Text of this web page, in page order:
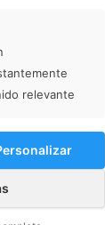
relevante